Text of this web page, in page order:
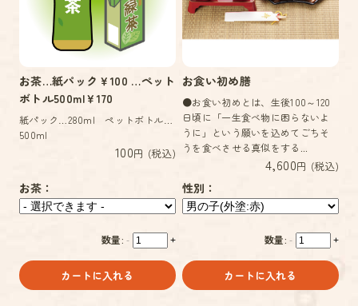
お茶…紙パック￥100 …ペット
ボトル500ml￥170
紙パック…280ml ペットボトル…
500ml
100円 (税込)
お茶：
数量: - +
カートに入れる
お食い初め膳
●お食い初めとは、生後100～120
日頃に「一生食べ物に困らないよ
うに」という願いを込めてごちそ
うを食べさせる真似をする...
4,600円 (税込)
性別：
数量: - +
カートに入れる